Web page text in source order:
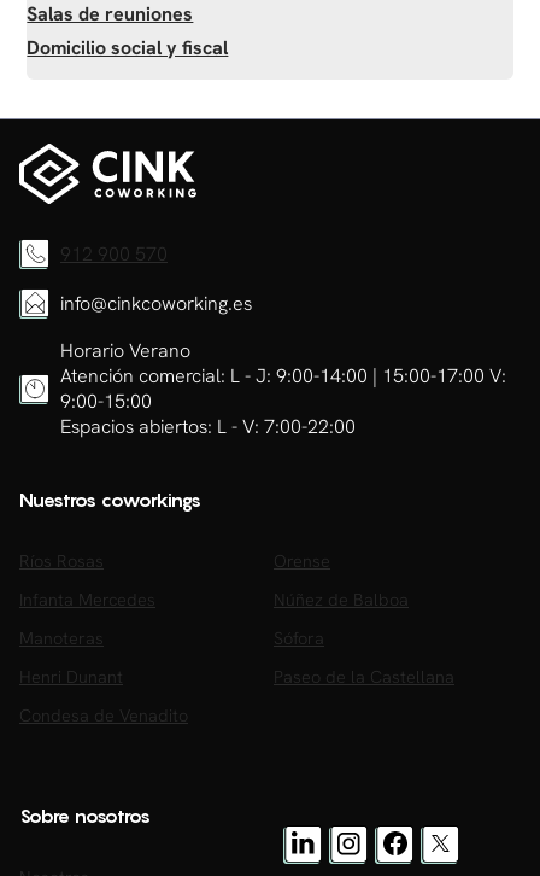
Salas de reuniones
Domicilio social y fiscal
912 900 570
info@cinkcoworking.es
Horario Verano
Atención comercial: L - J: 9:00-14:00 | 15:00-17:00 V:
9:00-15:00
Espacios abiertos: L - V: 7:00-22:00
Nuestros coworkings
Ríos Rosas
Orense
Infanta Mercedes
Núñez de Balboa
Manoteras
Sófora
Henri Dunant
Paseo de la Castellana
Condesa de Venadito
Sobre nosotros